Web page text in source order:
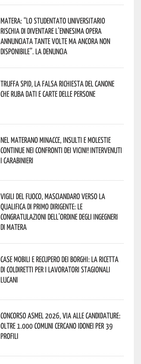
Matera: “Lo studentato universitario
rischia di diventare l’ennesima opera
annunciata tante volte ma ancora non
disponibile”. La denuncia
Truffa Spid, la falsa richiesta del canone
che ruba dati e carte delle persone
Nel materano minacce, insulti e molestie
continue nei confronti dei vicini! Intervenuti
i Carabinieri
Vigili del Fuoco, Masciandaro verso la
qualifica di Primo Dirigente: le
congratulazioni dell’Ordine degli Ingegneri
di Matera
Case mobili e recupero dei borghi: la ricetta
di Coldiretti per i lavoratori stagionali
lucani
Concorso Asmel 2026, via alle candidature:
oltre 1.000 Comuni cercano idonei per 39
profili